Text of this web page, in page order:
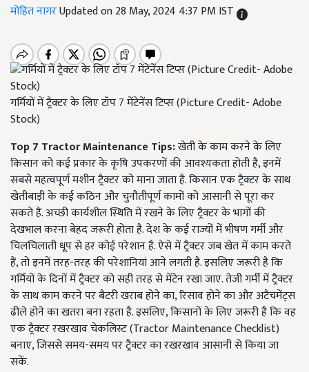
मोहित नागरUpdated on 28 May, 2024 4:37 PM IST
गर्मियों में ट्रैक्टर के लिए टॉप 7 मेंटेनेंस टिप्स (Picture Credit- Adobe
Stock)
Top 7 Tractor Maintenance Tips:खेती के काम करने के लिए
किसान को कई प्रकार के कृषि उपकरणों की आवश्यकता होती है, इनमें
सबसे महत्वपूर्ण मशीन ट्रैक्टर को माना जाता है. किसान एक ट्रैक्टर के साथ
खेतीबाड़ी के कई कठिन और चुनौतीपूर्ण कामों को आसानी से पूरा कर
सकते हैं. अच्छी कार्यशील स्थिति में रखने के लिए ट्रैक्टर के भागों की
देखभाल करना बेहद जरूरी होता है. देश के कई राज्यों में भीषण गर्मी और
चिलचिलाती धूप से हर कोई परेशान है. ऐसे में ट्रैक्टर जब खेत में काम करते
हैं, तो इनमें तरह-तरह की परेशानियां आने लगती है. इसलिए जरूरी है कि
गर्मियों के दिनों में ट्रैक्टर को सही तरह से मेंटेन रखा जाए. तेजी गर्मी में ट्रैक्टर
के साथ काम करने पर बैटरी खराब होने का, रिसाव होने का और अटैचमेंट्स
ढीले होने का खतरा बना रहता है. इसलिए, किसानों के लिए जरूरी है कि वह
एक ट्रैक्टर रखरखाव चेकलिस्ट (Tractor Maintenance Checklist)
बनाए, जिससे समय-समय पर ट्रैक्टर का रखरखाव आसानी से किया जा
सकें.